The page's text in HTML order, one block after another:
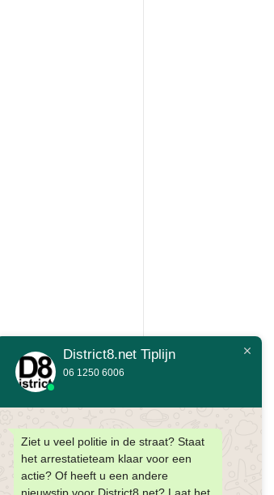
District8.net Tiplijn
06 1250 6006
Ziet u veel politie in de straat? Staat
het arrestatieteam klaar voor een
actie? Of heeft u een andere
nieuwstip voor District8.net? Laat het